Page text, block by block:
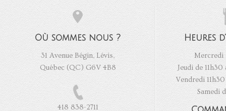
Où sommes nous ?
31 Avenue Bégin, Lévis,
Québec (QC) G6V 4B8
418 838-2711
Heures
Mercredi
Jeudi de 11h30
Vendredi
Samedi